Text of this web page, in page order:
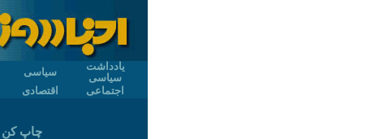
یادداشت
سیاسی
سیاسی
اجتماعی
اقتصادی
چاپ کن